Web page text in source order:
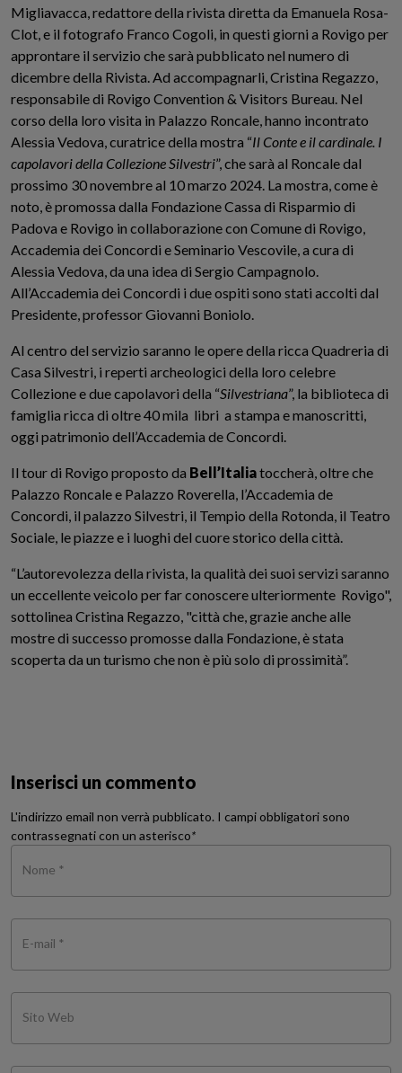
Migliavacca, redattore della rivista diretta da Emanuela Rosa-
Clot, e il fotografo Franco Cogoli, in questi giorni a Rovigo per
approntare il servizio che sarà pubblicato nel numero di
dicembre della Rivista. Ad accompagnarli, Cristina Regazzo,
responsabile di Rovigo Convention & Visitors Bureau. Nel
corso della loro visita in Palazzo Roncale, hanno incontrato
Alessia Vedova, curatrice della mostra “Il Conte e il cardinale. I
capolavori della Collezione Silvestri”, che sarà al Roncale dal
prossimo 30 novembre al 10 marzo 2024. La mostra, come è
noto, è promossa dalla Fondazione Cassa di Risparmio di
Padova e Rovigo in collaborazione con Comune di Rovigo,
Accademia dei Concordi e Seminario Vescovile, a cura di
Alessia Vedova, da una idea di Sergio Campagnolo.
All’Accademia dei Concordi i due ospiti sono stati accolti dal
Presidente, professor Giovanni Boniolo.
Al centro del servizio saranno le opere della ricca Quadreria di
Casa Silvestri, i reperti archeologici della loro celebre
Collezione e due capolavori della “Silvestriana”, la biblioteca di
famiglia ricca di oltre 40 mila libri a stampa e manoscritti,
oggi patrimonio dell’Accademia de Concordi.
Il tour di Rovigo proposto da Bell’Italiatoccherà, oltre che
Palazzo Roncale e Palazzo Roverella, l’Accademia de
Concordi, il palazzo Silvestri, il Tempio della Rotonda, il Teatro
Sociale, le piazze e i luoghi del cuore storico della città.
“L’autorevolezza della rivista, la qualità dei suoi servizi saranno
un eccellente veicolo per far conoscere ulteriormente Rovigo",
sottolinea Cristina Regazzo, "città che, grazie anche alle
mostre di successo promosse dalla Fondazione, è stata
scoperta da un turismo che non è più solo di prossimità”.
Inserisci un commento
L'indirizzo email non verrà pubblicato. I campi obbligatori sono
contrassegnati con un asterisco*
Nome *
E-mail *
Sito Web